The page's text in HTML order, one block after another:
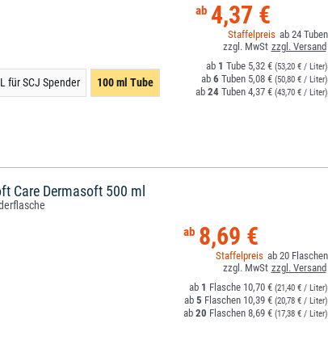
für SCJ Spender 100 ml Tube
4,37 €
24
1 5,32 € (53,20 € / Liter)
6 5,08 € (50,80 € / Liter)
24 4,37 € (43,70 € / Liter)
Care Dermasoft 500 ml
8,69 €
20
1 10,70 € (21,40 € / Liter)
5 10,39 € (20,78 € / Liter)
20 8,69 € (17,38 € / Liter)